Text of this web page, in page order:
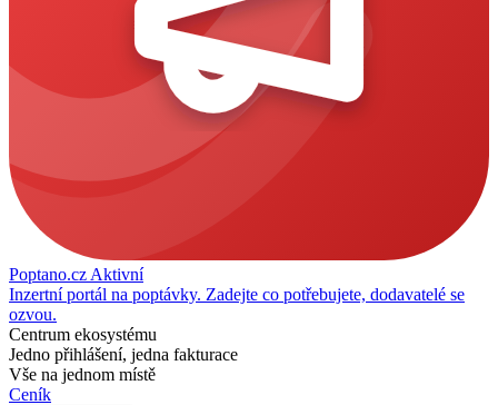
Poptano.cz Aktivní
Inzertní portál na poptávky. Zadejte co potřebujete, dodavatelé se
ozvou.
Centrum ekosystému
Jedno přihlášení, jedna fakturace
Vše na jednom místě
Ceník